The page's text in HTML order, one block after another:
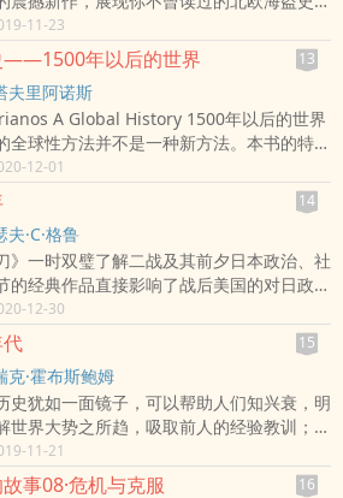
宰欧洲的三个血腥世纪。比《魔戒》或《权
更多真实，精彩不减，带你畅快领略中世纪
历史！“北方来的人将怒火撒向这片土地。”
年《圣瓦斯特编年史》公元793年，古斯
的勇士袭击了英格兰的林迪斯法恩小岛，将
废墟。从此之后，一批又一批“海狼”从北方
接踵而至，肆无忌惮地到处抢劫、杀戮，炫
勇、诡计和抢来的财富；而欧陆居民所看重
位和基督教信仰，他们一概视如粪土。这就
8世纪末突然降临在欧洲人头顶的噩梦。那
世纪，维京人在他们的主神奥丁和雷神托尔
向披靡，不列颠、法国、德国、西班牙，甚
拉伯城市，都遭到了维京龙船和利斧的扫
他们又沿着大陆内部那些人迹罕至的河流一
领了基辅，攻打拜占庭帝国的首都君士坦丁
的故事并非只有暴力。他们是中世纪欧洲
的民族，诞生了传奇的探险家、商人、殖民
。他们的身影出现在冰岛、格陵兰和西伯利
，巴格达的集市上，以及拜占庭帝国对阵波
。维京人的历史上涌现出很多性格鲜明的英
11-23
——1500年以后的世界 13
夫里阿诺斯
A Global History 1500年以后的世界
全球性方法并不是一种新方法。本书的特点
方面。第一、它把过去同现在联系起来。第
把过去同现在联系起来，而且把现在同未来
第三、本书是一部世界史，它论述的是全球
国家或地区。由于作者在本书中采用全新的
方法，即将整个世界看作一个不可分割的有
，从全球的角度而不是从某一国家或某一地
考察世界各地区人类文明的产生和发展，把
在对人类历史进程有重大影响的诸历史运
事件和它们之间的相互关联和相互影响上，
部与整体的对抗以及它们之间的相互作用，
一经问世，立即被译成多种文字，流传甚
大。
12-01
14
夫·C·格鲁
》一时双璧了解二战及其前夕日本政治、社
的经典作品直接影响了战后美国的对日政策
文原版首次完整译出1932年的日本已然疯
满洲国傀儡政权，政治刺杀事件不断，且准
联盟，撕毁《华盛顿条约》，妄图主宰亚洲
。此时，美国需要派遣最优秀的外交官力挽
守美国在远东的权益，又努力避免战争。在
浪尖，格鲁大使走马上任。格鲁出使日本的
亚太地区国际形势瞬息万变的十年，他的个
私文件提供了十分贴近实际外交的观察视
12-30
15
克·霍布斯鲍姆
史犹如一面镜子，可以帮助人们知兴衰，明
世界大势之所趋，吸取前人的经验教训；，
走的路子。当前，正值世纪之交，20世纪
21世纪即将来临。这时，如果能有一本史
11-21
事08·危机与克服 16